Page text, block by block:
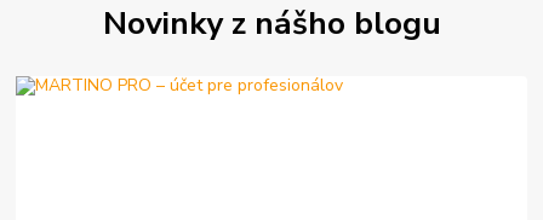
Novinky z nášho blogu